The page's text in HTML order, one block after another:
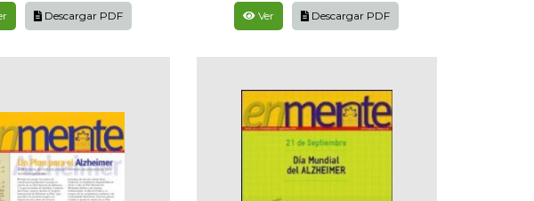
Descargar PDF Ver Descargar PDF